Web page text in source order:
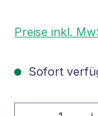
Preise inkl.
Sofort